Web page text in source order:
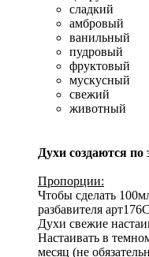
сладкий
амбровый
ванильный
пудровый
фруктовый
мускусный
свежий
животный
Духи создаются по
Пропорции:
Чтобы сделать
разбавителя
Духи свежие
Настаивать в
месяц (не